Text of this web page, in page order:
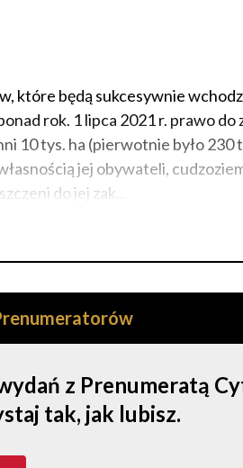
które będą sukcesywnie
rok. 1 lipca 2021 r. prawo do
10 tys. ha (pierwotnie było 230
jej obywateli,
do jej zak...
z Prenumeratą
tak, jak lubisz.